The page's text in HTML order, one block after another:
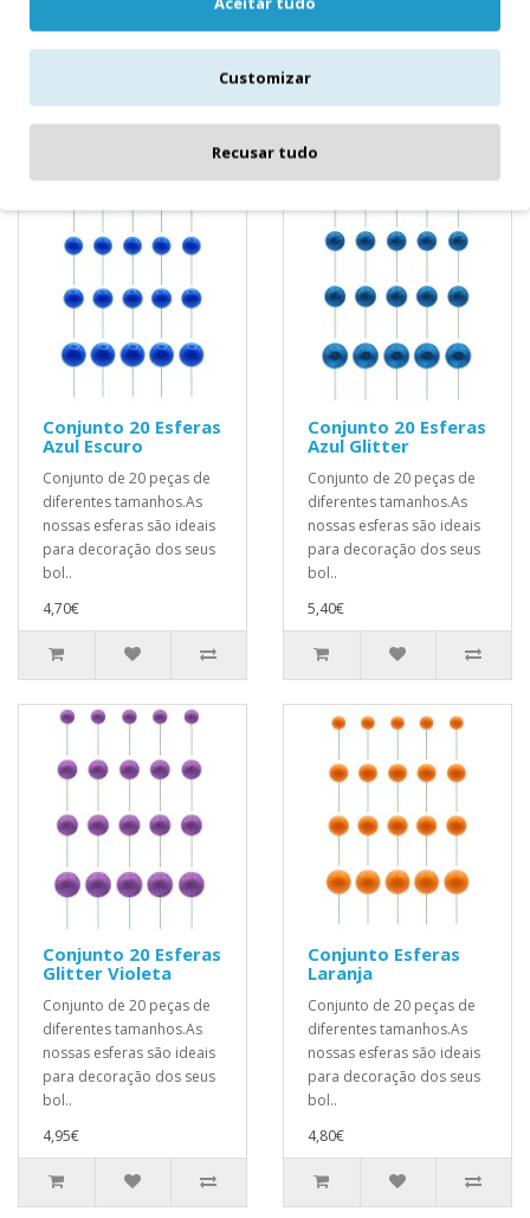
bol..
bol..
4,20€
Conjunto 20 Esferas
Azul Escuro
Conjunto de 20 peças de
diferentes tamanhos.As
nossas esferas são ideais
para decoração dos seus
bol..
4,70€
Conjunto 20 Esferas
Azul Glitter
Conjunto de 20 peças de
diferentes tamanhos.As
nossas esferas são ideais
para decoração dos seus
bol..
5,40€
Conjunto 20 Esferas
Glitter Violeta
Conjunto de 20 peças de
diferentes tamanhos.As
nossas esferas são ideais
para decoração dos seus
bol..
4,95€
Conjunto Esferas
Laranja
Conjunto de 20 peças de
diferentes tamanhos.As
nossas esferas são ideais
para decoração dos seus
bol..
4,80€
Customizar
Recusar tudo